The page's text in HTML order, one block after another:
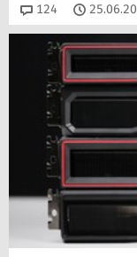
124 Kommentare